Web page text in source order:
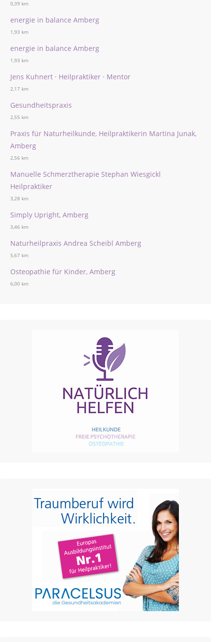
0,39 km
energie in balance Amberg
1,93 km
energie in balance Amberg
1,93 km
Jens Kuhnert · Heilpraktiker · Mentor
2,17 km
Gesundheitspraxis
2,55 km
Praxis für Naturheilkunde, Heilpraktikerin Martina Junak,
Amberg
2,56 km
Manuelle Schmerztherapie Stephan Wiesgickl
Heilpraktiker
3,28 km
Simply Upright, Amberg
3,46 km
Naturheilpraxis Andrea Scheibl Amberg
5,67 km
Osteopathie für Kinder, Amberg
6,00 km